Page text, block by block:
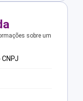
sobre um